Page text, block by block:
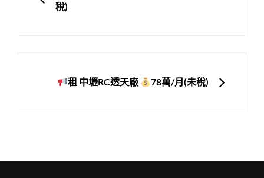
稅)
NEXT租 中壢RC透天廠 78萬/月(未稅)